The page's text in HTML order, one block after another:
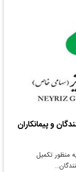
و پیمانکاران
منظور تکمیل